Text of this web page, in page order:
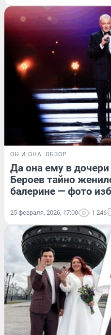
ОН И ОНА ОБЗОР
Да она ему в дочери
Бероев тайно
балерине — фото
25 февраля, 2026, 17:00 1 246